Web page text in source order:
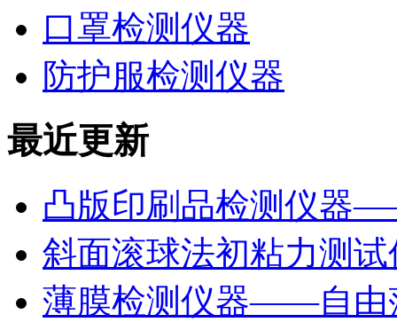
口罩检测仪器
防护服检测仪器
最近更新
凸版印刷品检测仪器
斜面滚球法初粘力测
薄膜检测仪器——自由